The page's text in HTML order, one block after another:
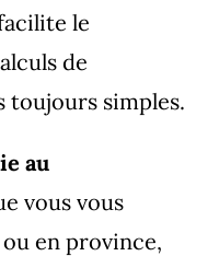
le
de
toujours simples.
au
vous vous
en province,